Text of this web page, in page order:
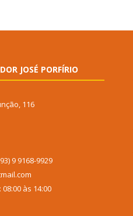
JOSÉ PORFÍRIO
116
9 9168-9929
às 14:00